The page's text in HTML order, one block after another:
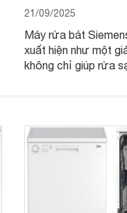
21/09/2025
Máy rửa bát
xuất hiện như một
không chỉ giúp rửa
chúng tôi đi đánh
này nhé.